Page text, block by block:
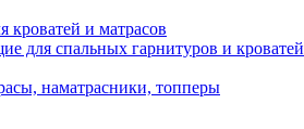
кроватей и матрасов
для спальных гарнитуров и кроватей
наматрасники, топперы